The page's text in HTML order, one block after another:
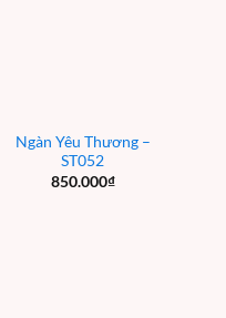
Ngàn Yêu Thương –
ST052
850.000₫